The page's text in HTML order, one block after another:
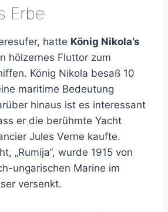
Erbe
hatte König Nikola’s
hölzernes Fluttor zum
König Nikola besaß 10
maritime Bedeutung
hinaus ist es interessant
er die berühmte Yacht
Jules Verne kaufte.
„Rumija“, wurde 1915 von
ungarischen Marine im
versenkt.